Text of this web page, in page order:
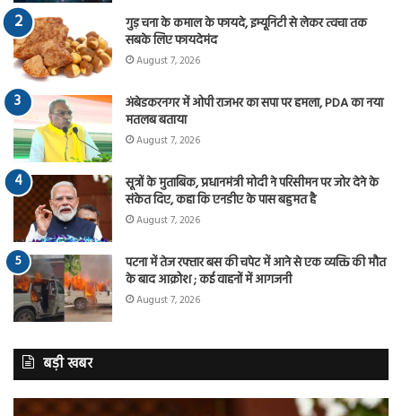
गुड़ चना के कमाल के फायदे, इम्यूनिटी से लेकर त्वचा तक
सबके लिए फायदेमंद
August 7, 2026
अंबेडकरनगर में ओपी राजभर का सपा पर हमला, PDA का नया
मतलब बताया
August 7, 2026
सूत्रों के मुताबिक, प्रधानमंत्री मोदी ने परिसीमन पर जोर देने के
संकेत दिए, कहा कि एनडीए के पास बहुमत है
August 7, 2026
पटना में तेज रफ्तार बस की चपेट में आने से एक व्यक्ति की मौत
के बाद आक्रोश ; कई वाहनों में आगजनी
August 7, 2026
बड़ी खबर